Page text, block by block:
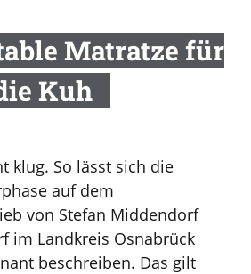
Matratze für
Kuh​
klug. So lässt sich die
auf dem
von Stefan Middendorf
im Landkreis Osnabrück
beschreiben. Das gilt